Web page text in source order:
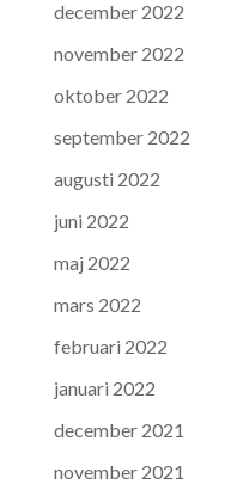
december 2022
november 2022
oktober 2022
september 2022
augusti 2022
juni 2022
maj 2022
mars 2022
februari 2022
januari 2022
december 2021
november 2021